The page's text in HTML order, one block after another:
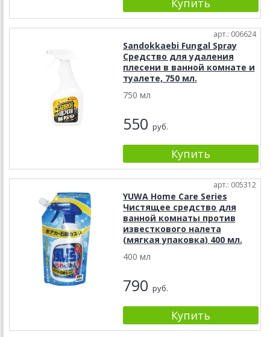
арт.: 006624
Sandokkaebi Fungal Spray
Средство для удаления
плесени в ванной комнате и
туалете, 750 мл.
750 мл
550 руб.
арт.: 005312
YUWA Home Care Series
Чистящее средство для
ванной комнаты против
известкового налета
(мягкая упаковка) 400 мл.
400 мл
790 руб.